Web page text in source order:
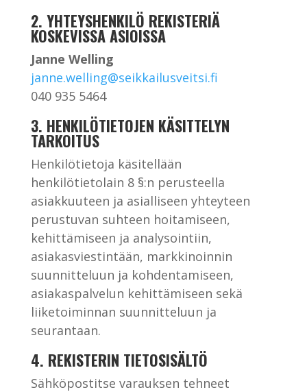
2. YHTEYSHENKILÖ REKISTERIÄ
KOSKEVISSA ASIOISSA
Janne Welling
janne.welling@seikkailusveitsi.fi
040 935 5464
3. HENKILÖTIETOJEN KÄSITTELYN
TARKOITUS
Henkilötietoja käsitellään
henkilötietolain 8 §:n perusteella
asiakkuuteen ja asialliseen yhteyteen
perustuvan suhteen hoitamiseen,
kehittämiseen ja analysointiin,
asiakasviestintään, markkinoinnin
suunnitteluun ja kohdentamiseen,
asiakaspalvelun kehittämiseen sekä
liiketoiminnan suunnitteluun ja
seurantaan.
4. REKISTERIN TIETOSISÄLTÖ
Sähköpostitse varauksen tehneet